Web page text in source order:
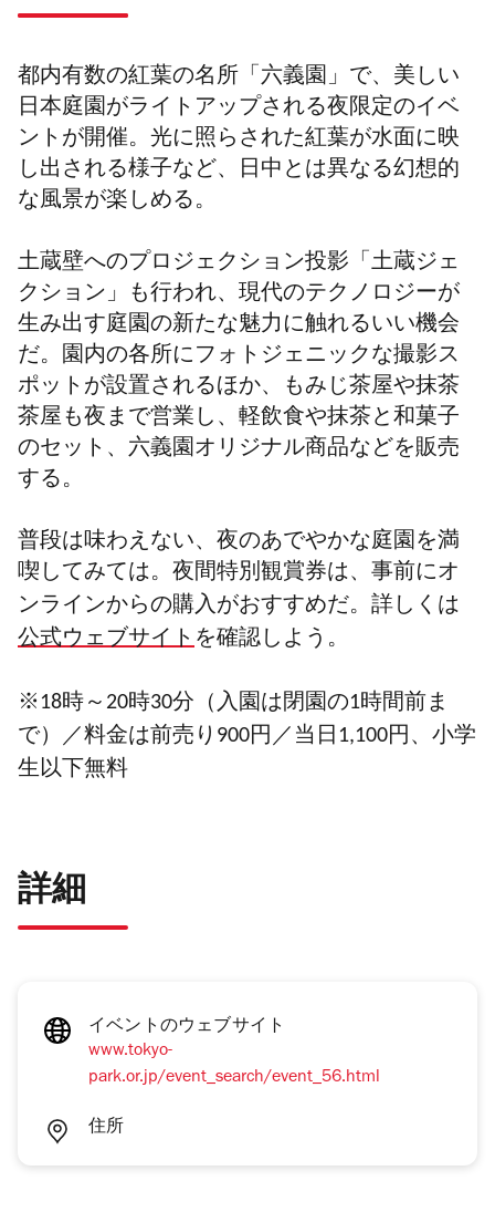
都内有数の紅葉の名所 「六義園」で、美しい
日本庭園がライトアップされる夜限定のイベ
ントが開催。光に照らされた紅葉が水面に映
し出される様子など、日中とは異なる幻想的
な風景が楽しめる。
土蔵壁へのプロジェクション投影「土蔵ジェ
クション」も行われ、現代のテクノロジーが
生み出す 庭園の新たな魅力に触れるいい機会
だ。園内の各所にフォトジェニックな撮影ス
ポットが設置されるほか、もみじ茶屋や抹茶
茶屋も夜まで営業し、軽飲食や抹茶と和菓子
のセット、六義園オリジナル商品などを販売
する 。
普段は味わえない、夜のあでやかな庭園を満
喫してみては。夜間特別観賞券は、 事前にオ
ンラインからの購入がおすすめだ。詳しくは
公式ウェブサイト を確認しよう。
※18時～20時30分 （入園は閉園の1時間前ま
で）／ 料金は前売り900円／当日1,100円、小学
生以下無料
詳細
イベントのウェブサイト
www.tokyo-
park.or.jp/event_search/event_56.html
住所